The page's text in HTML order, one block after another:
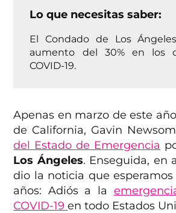
Lo que necesitas saber:
El Condado de Los
aumento del 30% en los
COVID-19.
Apenas en marzo de este
de California, Gavin
del Estado de Emergencia
Los Ángeles. Enseguida, en
dio la noticia que
años: Adiós a la
COVID-19en todo Estados